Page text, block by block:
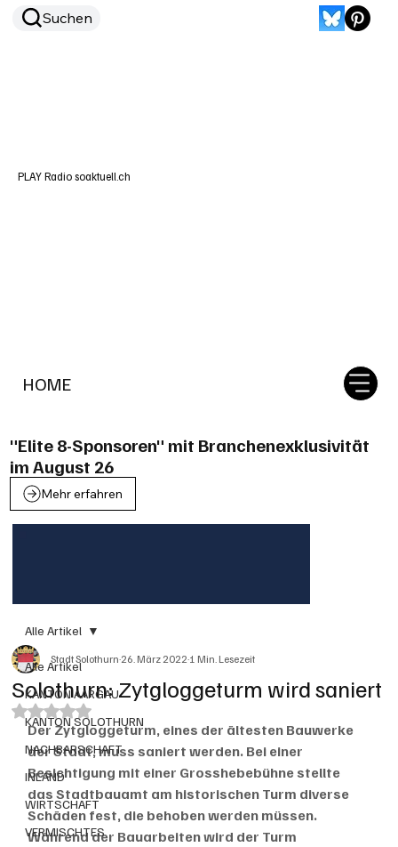
HOME
Suchen
PLAY Radio soaktuell.ch
"Elite 8-Sponsoren" mit Branchenexklusivität
im August 26
Mehr erfahren
Alle Artikel
KANTON AARGAU
KANTON SOLOTHURN
NACHBARSCHAFT
INLAND
WIRTSCHAFT
VERMISCHTES
Alle Artikel
Solothurn: Zytgloggeturm wird saniert
Stadt Solothurn26. März 20221 Min. Lesezeit
Mit NaN von 5 Sternen bewertet.
Der Zytgloggeturm, eines der ältesten Bauwerke
der Stadt, muss saniert werden. Bei einer
Besichtigung mit einer Grosshebebühne stellte
das Stadtbauamt am historischen Turm diverse
Schäden fest, die behoben werden müssen.
Während der Bauarbeiten wird der Turm